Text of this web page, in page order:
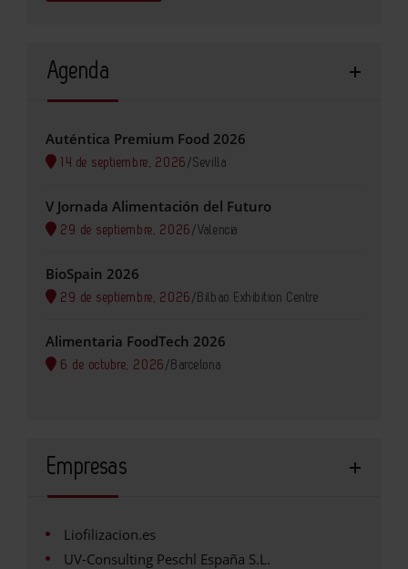
Agenda
Auténtica Premium Food 2026
14 de septiembre, 2026 /Sevilla
V Jornada Alimentación del Futuro
29 de septiembre, 2026 /Valencia
BioSpain 2026
29 de septiembre, 2026 / Bilbao Exhibition Centre
Alimentaria FoodTech 2026
6 de octubre, 2026 / Barcelona
Empresas
Liofilizacion.es
UV-Consulting Peschl España S.L.